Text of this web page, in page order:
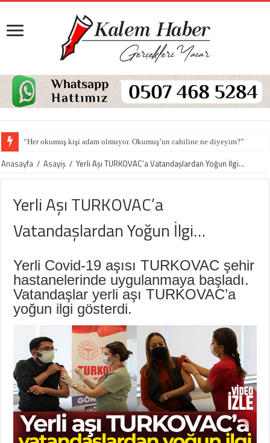
“Her okumuş kişi adam olmuyor. Okumuş’un cahiline ne diyeyim?”
Anasayfa / Asayiş / Yerli Aşı TURKOVAC’a Vatandaşlardan Yoğun İlgi…
Yerli Aşı TURKOVAC’a
Vatandaşlardan Yoğun İlgi…
Yerli Covid-19 aşısı TURKOVAC şehir
hastanelerinde uygulanmaya başladı.
Vatandaşlar yerli aşı TURKOVAC’a
yoğun ilgi gösterdi.